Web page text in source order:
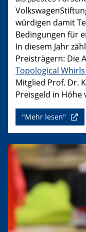
würdigen damit
Bedingungen für
In diesem Jahr
Preisträgern: Die
Topological
Mitglied Prof. Dr.
Preisgeld in Höhe
"Mehr lesen"